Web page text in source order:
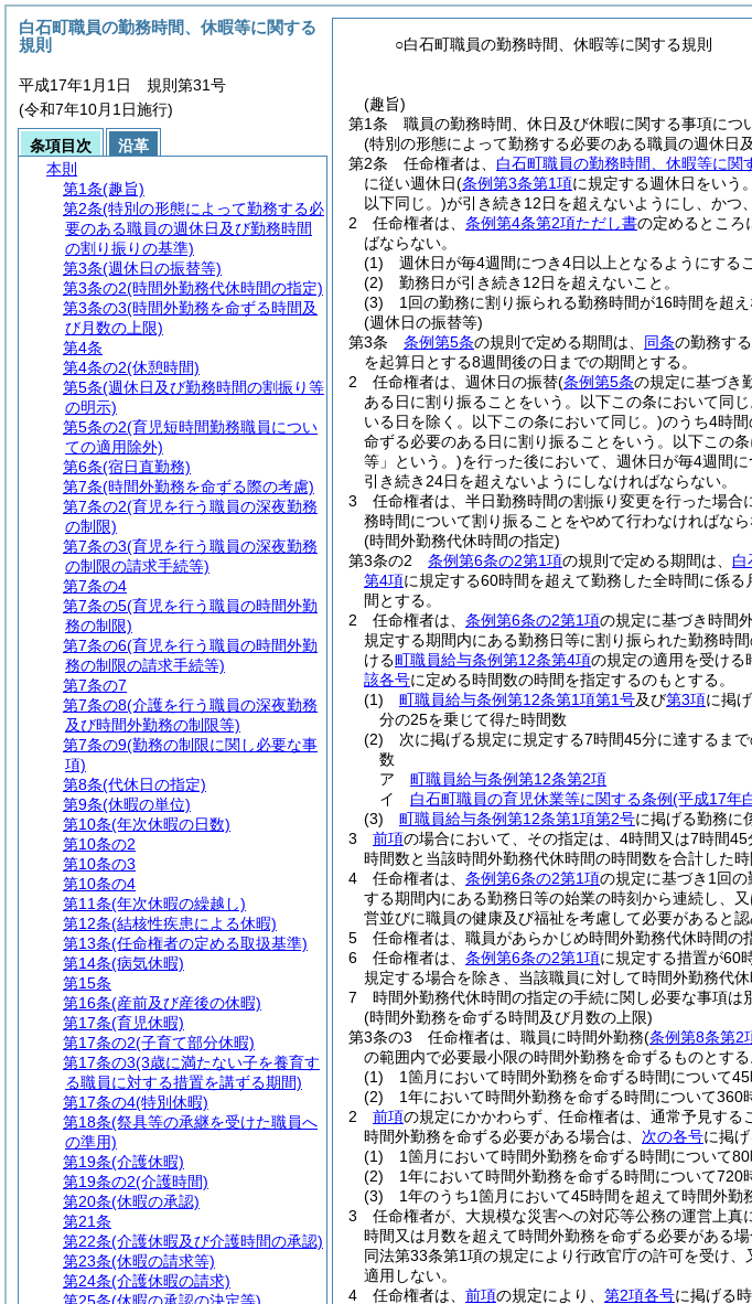
○白石町職員の勤務時間、休暇等に関する規則
(趣旨)
第1条
職員の勤務時間、休日及び休暇に関する事項につ
(特別の形態によって勤務する必要のある職員の週休日
第2条
任命権者は、 白石町職員の勤務時間、休暇等に関
に従い週休日(条例第3条第1項に規定する週休日をいう
以下同じ。)が引き続き12日を超えないようにし、かつ
2
任命権者は、 条例第4条第2項ただし書の定めるところ
ばならない。
(1)
週休日が毎4週間につき4日以上となるようにするこ
(2)
勤務日が引き続き12日を超えないこと。
(3)
1回の勤務に割り振られる勤務時間が16時間を超え
(週休日の振替等)
第3条
条例第5条の規則で定める期間は、 同条の勤務す
を起算日とする8週間後の日までの期間とする。
2
任命権者は、週休日の振替(条例第5条の規定に基づき
ある日に割り振ることをいう。以下この条において同
いる日を除く。以下この条において同じ。)のうち4時
命ずる必要のある日に割り振ることをいう。以下この
等」という。)を行った後において、週休日が毎4週間
引き続き24日を超えないようにしなければならない。
3
任命権者は、半日勤務時間の割振り変更を行った場合
務時間について割り振ることをやめて行わなければなら
(時間外勤務代休時間の指定)
第3条の2
条例第6条の2第1項の規則で定める期間は、 白
第4項に規定する60時間を超えて勤務した全時間に係る
間とする。
2
任命権者は、 条例第6条の2第1項の規定に基づき時間
規定する期間内にある勤務日等に割り振られた勤務時
ける町職員給与条例第12条第4項の規定の適用を受ける
該各号に定める時間数の時間を指定するのもとする。
(1)
町職員給与条例第12条第1項第1号及び第3項に掲
分の25を乗じて得た時間数
(2)
次に掲げる規定に規定する7時間45分に達するま
数
ア
町職員給与条例第12条第2項
イ
白石町職員の育児休業等に関する条例(平成17年
(3)
町職員給与条例第12条第1項第2号に掲げる勤務に
3
前項の場合において、その指定は、4時間又は7時間45
時間数と当該時間外勤務代休時間の時間数を合計した
4
任命権者は、 条例第6条の2第1項の規定に基づき1回の
する期間内にある勤務日等の始業の時刻から連続し、
営並びに職員の健康及び福祉を考慮して必要があると認
5
任命権者は、職員があらかじめ時間外勤務代休時間の
6
任命権者は、 条例第6条の2第1項に規定する措置が60
規定する場合を除き、当該職員に対して時間外勤務代
7
時間外勤務代休時間の指定の手続に関し必要な事項は
(時間外勤務を命ずる時間及び月数の上限)
第3条の3
任命権者は、職員に時間外勤務(条例第8条第2
の範囲内で必要最小限の時間外勤務を命ずるものとする
(1)
1箇月において時間外勤務を命ずる時間について45
(2)
1年において時間外勤務を命ずる時間について360
2
前項の規定にかかわらず、任命権者は、通常予見す
時間外勤務を命ずる必要がある場合は、 次の各号に掲
(1)
1箇月において時間外勤務を命ずる時間について80
(2)
1年において時間外勤務を命ずる時間について720
(3)
1年のうち1箇月において45時間を超えて時間外勤
3
任命権者が、大規模な災害への対応等公務の運営上真
時間又は月数を超えて時間外勤務を命ずる必要がある場
同法第33条第1項の規定により行政官庁の許可を受け、
適用しない。
4
任命権者は、 前項の規定により、 第2項各号に掲げる
白石町職員の勤務時間、休暇等に関する
規則
平成17年1月1日 規則第31号
(令和7年10月1日施行)
条項目次
沿革
本則
第1条(趣旨)
第2条(特別の形態によって勤務する必
要のある職員の週休日及び勤務時間
の割り振りの基準)
第3条(週休日の振替等)
第3条の2(時間外勤務代休時間の指定)
第3条の3(時間外勤務を命ずる時間及
び月数の上限)
第4条
第4条の2(休憩時間)
第5条(週休日及び勤務時間の割振り等
の明示)
第5条の2(育児短時間勤務職員につい
ての適用除外)
第6条(宿日直勤務)
第7条(時間外勤務を命ずる際の考慮)
第7条の2(育児を行う職員の深夜勤務
の制限)
第7条の3(育児を行う職員の深夜勤務
の制限の請求手続等)
第7条の4
第7条の5(育児を行う職員の時間外勤
務の制限)
第7条の6(育児を行う職員の時間外勤
務の制限の請求手続等)
第7条の7
第7条の8(介護を行う職員の深夜勤務
及び時間外勤務の制限等)
第7条の9(勤務の制限に関し必要な事
項)
第8条(代休日の指定)
第9条(休暇の単位)
第10条(年次休暇の日数)
第10条の2
第10条の3
第10条の4
第11条(年次休暇の繰越し)
第12条(結核性疾患による休暇)
第13条(任命権者の定める取扱基準)
第14条(病気休暇)
第15条
第16条(産前及び産後の休暇)
第17条(育児休暇)
第17条の2(子育て部分休暇)
第17条の3(3歳に満たない子を養育す
る職員に対する措置を講ずる期間)
第17条の4(特別休暇)
第18条(祭具等の承継を受けた職員へ
の準用)
第19条(介護休暇)
第19条の2(介護時間)
第20条(休暇の承認)
第21条
第22条(介護休暇及び介護時間の承認)
第23条(休暇の請求等)
第24条(介護休暇の請求)